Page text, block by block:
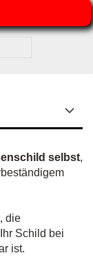
selbst,
die
Schild bei
ist.